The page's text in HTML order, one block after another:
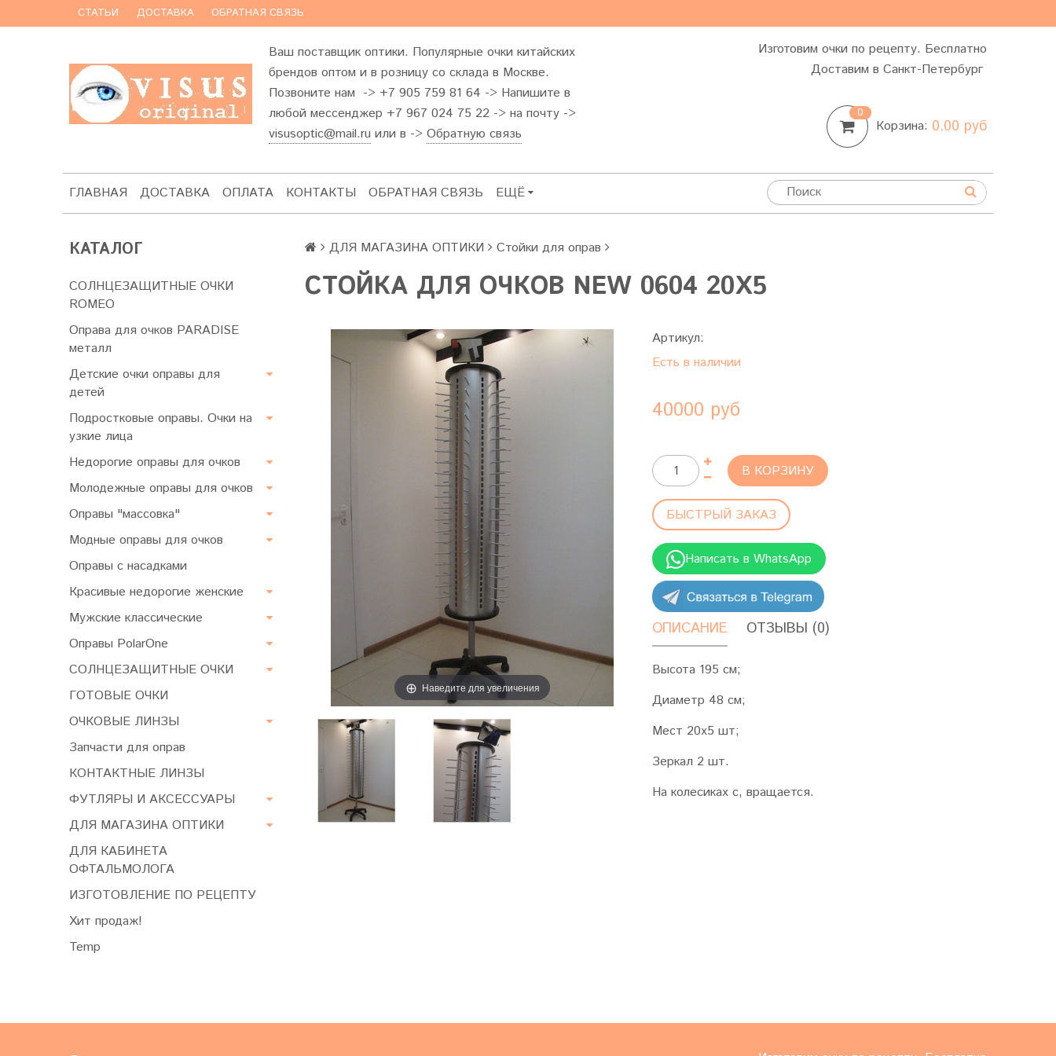
СТАТЬИ ДОСТАВКА ОБРАТНАЯ СВЯЗЬ
Ваш поставщик оптики. Популярные очки китайских
брендов оптом и в розницу со склада в Москве.
Позвоните нам -> +7 905 759 81 64 -> Напишите в
любой мессенджер +7 967 024 75 22 -> на почту ->
visusoptic@mail.ru или в -> Обратную связь
Изготовим очки по рецепту. Бесплатно
Доставим в Санкт-Петербург
0
Корзина: 0.00 руб
ГЛАВНАЯ ДОСТАВКА ОПЛАТА КОНТАКТЫ ОБРАТНАЯ СВЯЗЬ ЕЩЁ
КАТАЛОГ
СОЛНЦЕЗАЩИТНЫЕ ОЧКИ
ROMEO
Оправа для очков PARADISE
металл
Детские очки оправы для
детей
Подростковые оправы. Очки на
узкие лица
Недорогие оправы для очков
Молодежные оправы для очков
Оправы "массовка"
Модные оправы для очков
Оправы с насадками
Красивые недорогие женские
Мужские классические
Оправы PolarOne
СОЛНЦЕЗАЩИТНЫЕ ОЧКИ
ГОТОВЫЕ ОЧКИ
ОЧКОВЫЕ ЛИНЗЫ
Запчасти для оправ
КОНТАКТНЫЕ ЛИНЗЫ
ФУТЛЯРЫ И АКСЕССУАРЫ
ДЛЯ МАГАЗИНА ОПТИКИ
ДЛЯ КАБИНЕТА
ОФТАЛЬМОЛОГА
ИЗГОТОВЛЕНИЕ ПО РЕЦЕПТУ
Хит продаж!
Temp
ДЛЯ МАГАЗИНА ОПТИКИ Стойки для оправ
СТОЙКА ДЛЯ ОЧКОВ NEW 0604 20Х5
Наведите для увеличения
Артикул:
Есть в наличии
40000 руб
В КОРЗИНУ
БЫСТРЫЙ ЗАКАЗ
Написать в WhatsApp
ОПИСАНИЕ ОТЗЫВЫ (0)
Высота 195 см;
Диаметр 48 см;
Мест 20х5 шт;
Зеркал 2 шт.
На колесиках с, вращается.